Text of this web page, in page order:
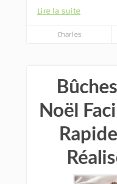
Lire la suite
Charles
Noël